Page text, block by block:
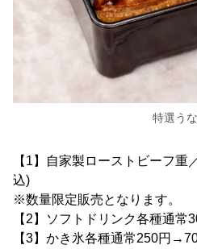
特選う
【1】自家製ローストビーフ
込)
※数量限定販売となります。
【2】ソフトドリンク各種通
【3】かき氷各種通常250円